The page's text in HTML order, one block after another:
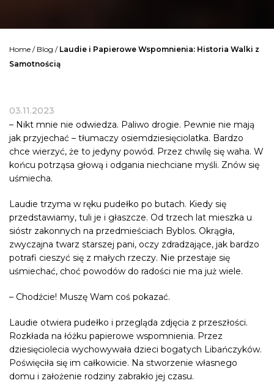
Home / Blog / Laudie i Papierowe Wspomnienia: Historia Walki z
Samotnością
03.11.2023
– Nikt mnie nie odwiedza. Paliwo drogie. Pewnie nie mają
jak przyjechać – tłumaczy osiemdziesięciolatka. Bardzo
chce wierzyć, że to jedyny powód. Przez chwilę się waha. W
końcu potrząsa głową i odgania niechciane myśli. Znów się
uśmiecha.
Laudie trzyma w ręku pudełko po butach. Kiedy się
przedstawiamy, tuli je i głaszcze. Od trzech lat mieszka u
sióstr zakonnych na przedmieściach Byblos. Okrągła,
zwyczajna twarz starszej pani, oczy zdradzające, jak bardzo
potrafi cieszyć się z małych rzeczy. Nie przestaje się
uśmiechać, choć powodów do radości nie ma już wiele.
– Chodźcie! Muszę Wam coś pokazać.
Laudie otwiera pudełko i przegląda zdjęcia z przeszłości.
Rozkłada na łóżku papierowe wspomnienia. Przez
dziesięciolecia wychowywała dzieci bogatych Libańczyków.
Poświęciła się im całkowicie. Na stworzenie własnego
domu i założenie rodziny zabrakło jej czasu.